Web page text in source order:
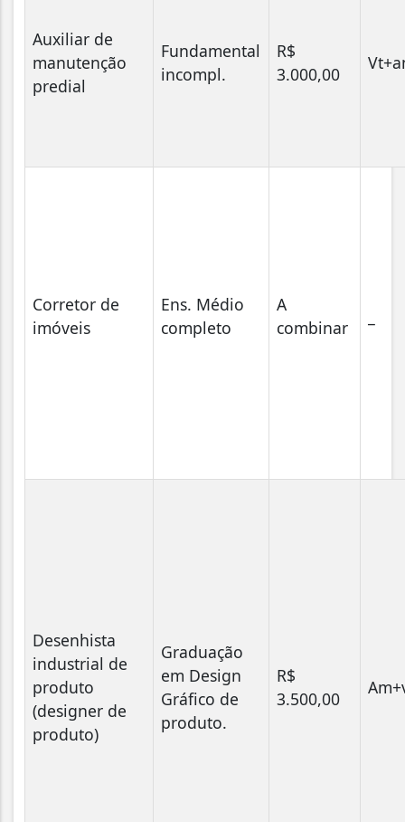
Auxiliar de
manutenção
predial
Fundamental
incompl.
R$
3.000,00
Corretor de
imóveis
Ens. Médio
completo
A
combinar
Desenhista
industrial de
produto
(designer de
produto)
Graduação
em Design
Gráfico de
produto.
R$
3.500,00